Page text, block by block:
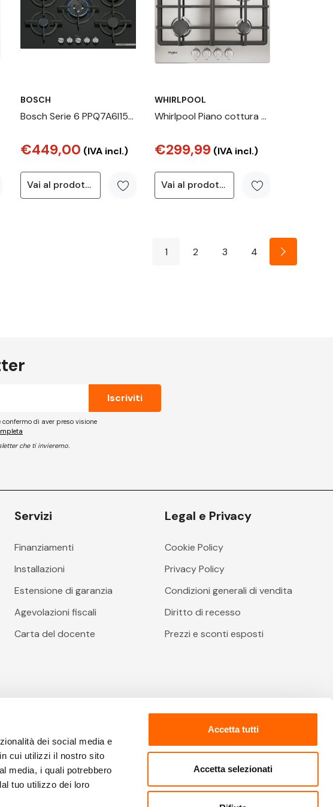
dei social media e
cui utilizzi il nostro sito
media, i quali potrebbero
tuo utilizzo dei loro
Accetta tutti
Accetta selezionati
BOSCH
Bosch Serie 6 PPQ7A6I15
cm 5 fuochi Vetro Nero
€449,00 (IVA incl.)
Vai al prodotto
WHIRLPOOL
Whirlpool Piano cottura a
€299,99 (IVA incl.)
Vai al prodotto
1 2 3 4
confermo di aver preso visione
che ti invieremo.
Servizi
Finanziamenti
Installazioni
Estensione di garanzia
Agevolazioni fiscali
Carta del docente
Legal e Privacy
Cookie Policy
Privacy Policy
Condizioni generali di vendita
Diritto di recesso
Prezzi e sconti esposti
Registro delle Imprese: 02067480612 - Cap. Soc.: € 2.400.000 €